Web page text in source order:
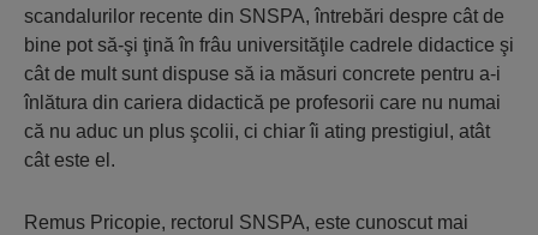
scandalurilor recente din SNSPA, întrebări despre cât de
bine pot să-şi ţină în frâu universităţile cadrele didactice şi
cât de mult sunt dispuse să ia măsuri concrete pentru a-i
înlătura din cariera didactică pe profesorii care nu numai
că nu aduc un plus şcolii, ci chiar îi ating prestigiul, atât
cât este el.
Remus Pricopie, rectorul SNSPA, este cunoscut mai